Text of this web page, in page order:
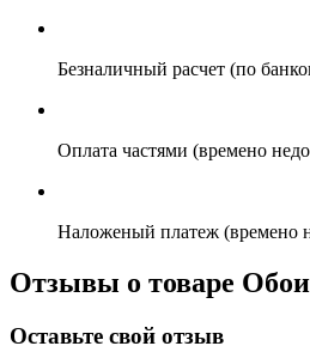
Безналичный расчет (по
Оплата частями (времено
Наложеный платеж (времено
Отзывы о товаре
Оставьте свой отзыв